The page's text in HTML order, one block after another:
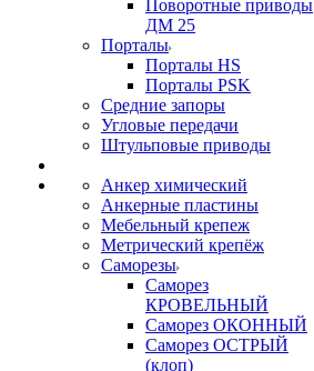
Поворотные приводы
ДМ 25
Порталы
Порталы HS
Порталы PSK
Средние запоры
Угловые передачи
Штульповые приводы
Анкер химический
Анкерные пластины
Мебельный крепеж
Метрический крепёж
Саморезы
Саморез
КРОВЕЛЬНЫЙ
Саморез ОКОННЫЙ
Саморез ОСТРЫЙ
(клоп)